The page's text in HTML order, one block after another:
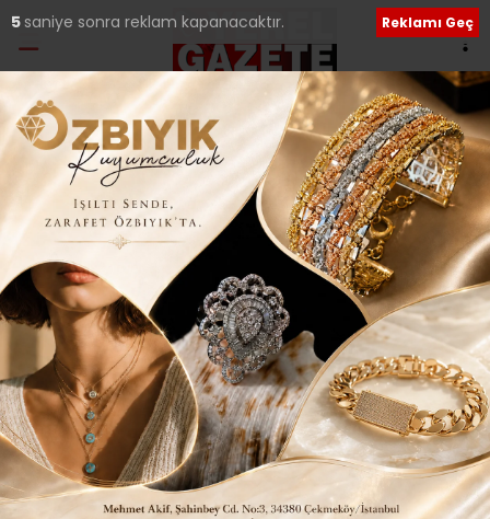
Etiket:Hüseyin Karaköse
İLÇEDE MUHALEFET, ANAKENTTE İKTİDAR
OLMANIN BİLİNCİYLE HAREKET EDİYORUZ..
Meclis üyeleriyle birlikte bölge yerel basın temsilcileriyle
buluşup, 31 Mart seçimlerinin üzerinden geçen 6 aylık
01 Ekim 2019 Salı 23:16
5 saniye sonra reklam kapanacaktır. Reklamı Geç
Sosyal medya hesaplarımızı keşfedin